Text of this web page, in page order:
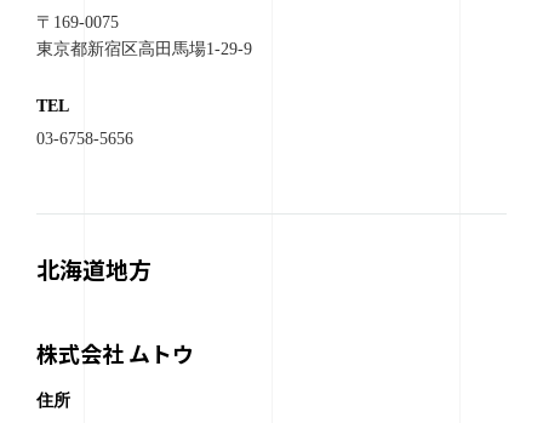
〒169-0075
東京都新宿区高田馬場1-29-9
TEL
03-6758-5656
北海道地方
株式会社 ムトウ
住所